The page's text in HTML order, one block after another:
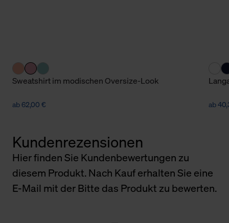
Sweatshirt im modischen Oversize-Look
ab 62,00 € ab
Kundenrezensionen
Hier finden Sie Kundenbewertungen zu
diesem Produkt. Nach Kauf erhalten Sie eine
E-Mail mit der Bitte das Produkt zu bewerten.